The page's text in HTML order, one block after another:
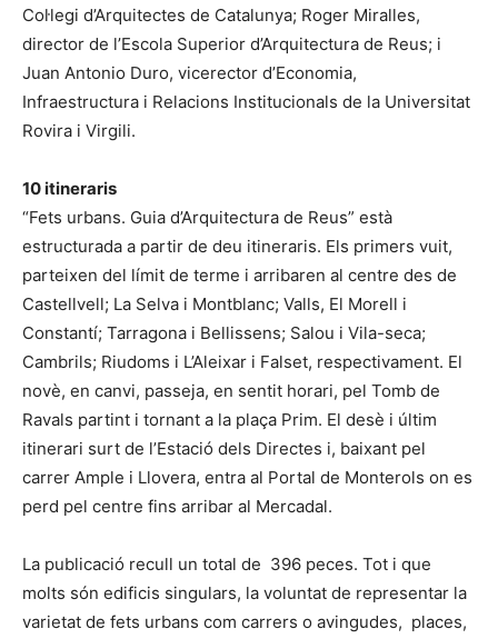
Col·legi d’Arquitectes de Catalunya; Roger Miralles,
director de l’Escola Superior d’Arquitectura de Reus; i
Juan Antonio Duro, vicerector d’Economia,
Infraestructura i Relacions Institucionals de la Universitat
Rovira i Virgili.
10 itineraris
“Fets urbans. Guia d’Arquitectura de Reus” està
estructurada a partir de deu itineraris. Els primers vuit,
parteixen del límit de terme i arribaren al centre des de
Castellvell; La Selva i Montblanc; Valls, El Morell i
Constantí; Tarragona i Bellissens; Salou i Vila-seca;
Cambrils; Riudoms i L’Aleixar i Falset, respectivament. El
novè, en canvi, passeja, en sentit horari, pel Tomb de
Ravals partint i tornant a la plaça Prim. El desè i últim
itinerari surt de l’Estació dels Directes i, baixant pel
carrer Ample i Llovera, entra al Portal de Monterols on es
perd pel centre fins arribar al Mercadal.
La publicació recull un total de 396 peces. Tot i que
molts són edificis singulars, la voluntat de representar la
varietat de fets urbans com carrers o avingudes, places,